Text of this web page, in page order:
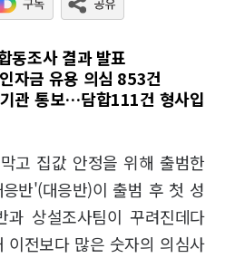
동조사 결과 발표
자금 유용 의심 853건
관 통보…담합111건 형사입
고 집값 안정을 위해 출범한
반'(대응반)이 출범 후 첫 성
과 상설조사팀이 꾸려진데다
이전보다 많은 숫자의 의심사